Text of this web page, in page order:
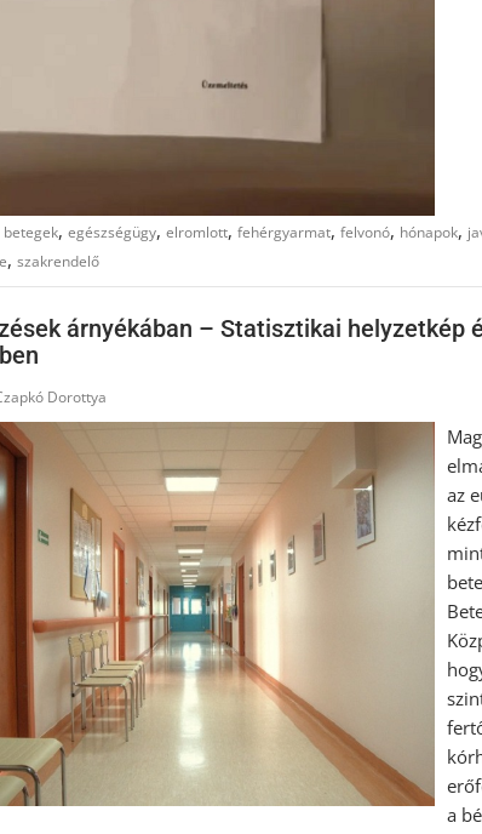
betegek, egészségügy, elromlott, fehérgyarmat, felvonó, hónapok,
, szakrendelő
árnyékában – Statisztikai helyzetkép
Dorottya
az
a